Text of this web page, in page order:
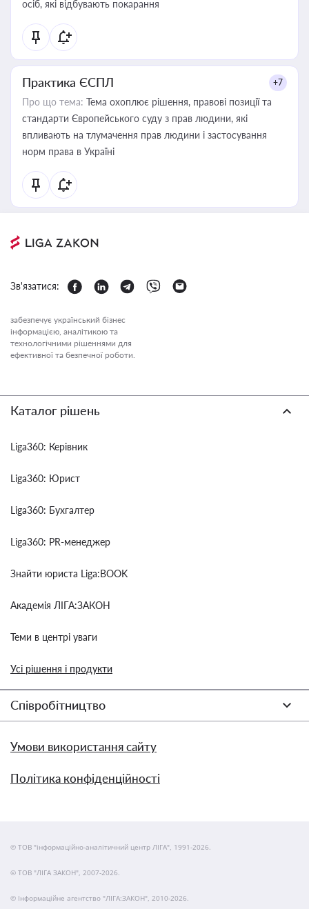
осіб, які відбувають покарання
Практика ЄСПЛ +7
Про що тема: Тема охоплює рішення, правові позиції та
стандарти Європейського суду з прав людини, які
впливають на тлумачення прав людини і застосування
норм права в Україні
Зв'язатися:
забезпечує український бізнес
інформацією, аналітикою та
технологічними рішеннями для
ефективної та безпечної роботи.
Каталог рішень
Liga360: Керівник
Liga360: Юрист
Liga360: Бухгалтер
Liga360: PR-менеджер
Знайти юриста Liga:BOOK
Академія ЛІГА:ЗАКОН
Теми в центрі уваги
Усі рішення і продукти
Співробітництво
Умови використання сайту
Політика конфіденційності
© ТОВ "інформаційно-аналітичний центр ЛІГА", 1991-2026.
© ТОВ "ЛІГА ЗАКОН", 2007-2026.
© Інформаційне агентство "ЛІГА:ЗАКОН", 2010-2026.